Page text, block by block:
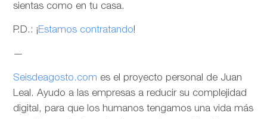
sientas como en tu casa.
P.D.: ¡Estamos contratando!
—
Seisdeagosto.com es el proyecto personal de Juan
Leal. Ayudo a las empresas a reducir su complejidad
digital, para que los humanos tengamos una vida más